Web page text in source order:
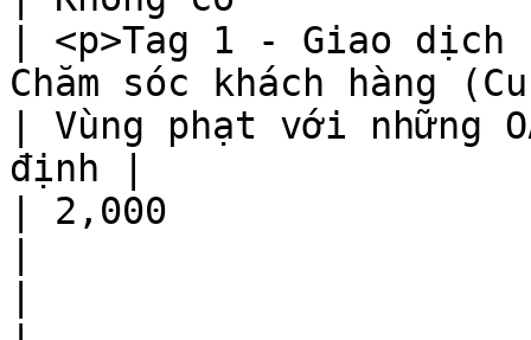
| <p>Tag 1 - Giao dịch
Chăm sóc khách hàng
| Vùng phạt với những
định |
| 2,000